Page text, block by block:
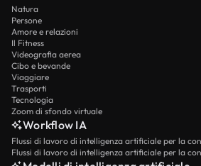
Natura
Persone
Amore e relazioni
Il Fitness
Videografia aerea
Cibo e bevande
Viaggiare
Trasporti
Tecnologia
Zoom di sfondo virtuale
Workflow IA
Flussi di lavoro di intelligenza artificiale per la